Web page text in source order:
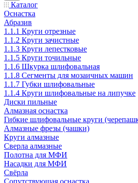
Каталог
Оснастка
Абразив
1.1.1 Круги отрезные
1.1.2 Круги зачистные
1.1.3 Круги лепестковые
1.1.5 Круги точильные
1.1.6 Шкурка шлифовальная
1.1.8 Сегменты для мозаичных машин
1.1.7 Губки шлифовальные
1.1.4 Круги шлифовальные на липучке
Диски пильные
Алмазная оснастка
Гибкие шлифовальные круги
Алмазные фрезы (чашки)
Круги алмазные
Сверла алмазные
Полотна для МФИ
Насадки для МФИ
Свёрла
Сопутствующая оснастка